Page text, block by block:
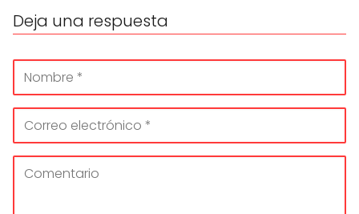
Deja una respuesta